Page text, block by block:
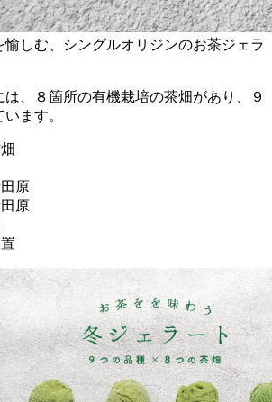
しむ、シングルオリジンのお茶ジェラ
、８箇所の有機栽培の茶畑があり、９
ます。
原
原